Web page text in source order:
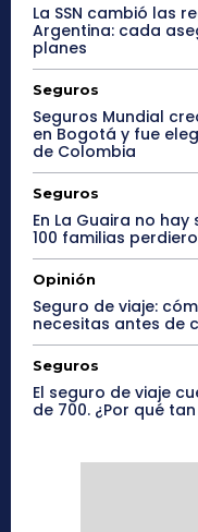
La SSN cambió las
Argentina: cada
planes
Seguros
Seguros Mundial
en Bogotá y fue
de Colombia
Seguros
En La Guaira no
100 familias
Opinión
Seguro de viaje:
necesitas antes de
Seguros
El seguro de viaje
de 700. ¿Por qué